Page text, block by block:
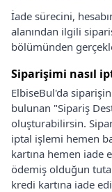
İade sürecini,
alanından ilgili
bölümünden
Siparişimi nasıl
ElbiseBul'da
bulunan "Sipariş
oluşturabilirsin.
iptal işlemi hemen
kartına hemen iade
ödemiş olduğun
kredi kartına iade